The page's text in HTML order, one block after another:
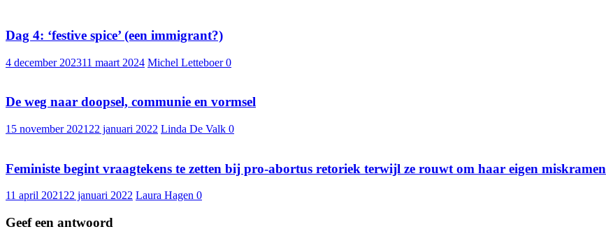
Dag 4: ‘festive spice’ (een immigrant?)
4 december 202311 maart 2024 Michel Letteboer0
De weg naar doopsel, communie en vormsel
15 november 2021 22 januari 2022 Linda De Valk 0
Feministe begint vraagtekens te zetten bij pro-abortus retoriek terwijl ze rouwt om haar eigen miskramen
11 april 2021 22 januari 2022 Laura Hagen 0
Geef een antwoord